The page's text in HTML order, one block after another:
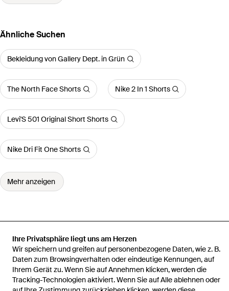
Ihre Privatsphäre liegt uns am Herzen
Wir speichern und greifen auf personenbezogene Daten, wie z. B.
Daten zum Browsingverhalten oder eindeutige Kennungen, auf
Ihrem Gerät zu. Wenn Sie auf Annehmen klicken, werden die
Tracking-Technologien aktiviert. Wenn Sie auf Alle ablehnen oder
Ähnliche Suchen
Bekleidung von Gallery Dept. in Grün
The North Face Shorts Nike 2 In 1 Shorts
Levi'S 501 Original Short Shorts
Nike Dri Fit One Shorts
Mehr anzeigen
Startseite Damen Kurze Hosen und Shorts
Hosen und Shorts
Boxershorts Aus Jacquard